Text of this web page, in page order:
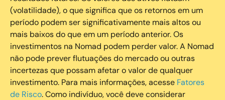
(volatilidade), o que significa que os retornos em um
período podem ser significativamente mais altos ou
mais baixos do que em um período anterior. Os
investimentos na Nomad podem perder valor. A Nomad
não pode prever flutuações do mercado ou outras
incertezas que possam afetar o valor de qualquer
investimento. Para mais informações, acesse Fatores
de Risco. Como indivíduo, você deve considerar